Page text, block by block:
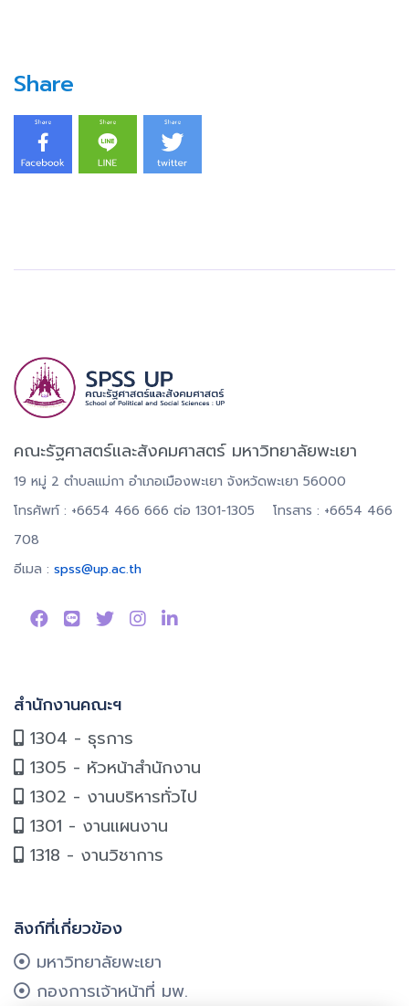
Share
คณะรัฐศาสตร์และสังคมศาสตร์ มหาวิทยาลัยพะเยา
19 หมู่ 2 ตำบลแม่กา อำเภอเมืองพะเยา จังหวัดพะเยา 56000
โทรศัพท์ : +6654 466 666 ต่อ 1301-1305 โทรสาร : +6654 466
708
อีเมล : spss@up.ac.th
สำนักงานคณะฯ
1304 - ธุรการ
1305 - หัวหน้าสำนักงาน
1302 - งานบริหารทั่วไป
1301 - งานแผนงาน
1318 - งานวิชาการ
ลิงก์ที่เกี่ยวข้อง
มหาวิทยาลัยพะเยา
กองการเจ้าหน้าที่ มพ.